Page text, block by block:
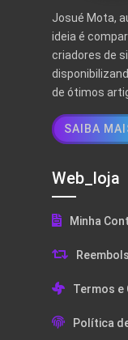
Josué Mota,
ideia é
criadores de
de ótimos
SAIBA
Web_loja
Minha
Termos e
Política